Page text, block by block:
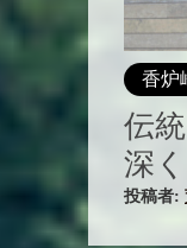
香炉
伝
深
投稿者: